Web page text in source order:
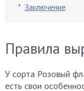
Заключение
Правила
У сорта Розовый
есть свои